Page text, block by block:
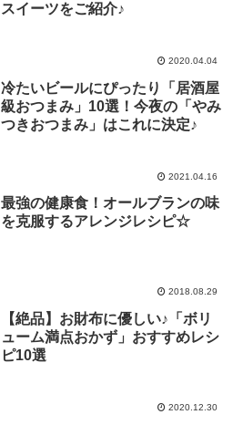
スイーツをご紹介♪
2020.04.04
冷たいビールにぴったり「居酒屋
級おつまみ」10選！今夜の「やみ
つきおつまみ」はこれに決定♪
2021.04.16
最強の健康食！オールブランの味
を克服するアレンジレシピ☆
2018.08.29
【絶品】お財布に優しい♪「ボリ
ューム満点おかず」おすすめレシ
ピ10選
2020.12.30